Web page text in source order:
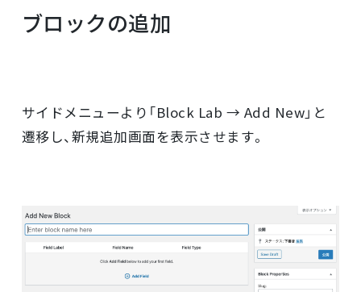
ブロックの追加
サイドメニューより「Block Lab → Add New」と
遷移し、新規追加画面を表示させます。